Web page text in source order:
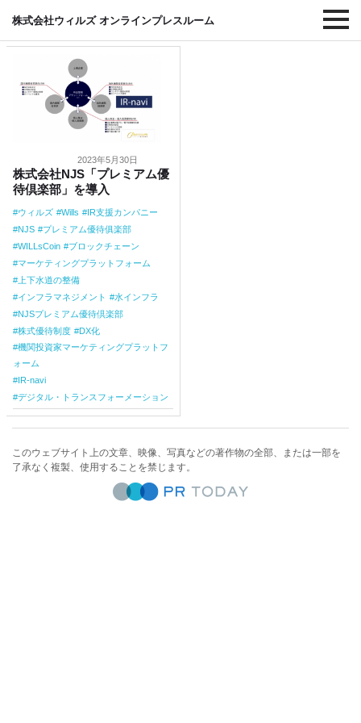
株式会社ウィルズ オンラインプレスルーム
#インフラマネジメント
2023年5月30日
株式会社NJS「プレミアム優
待倶楽部」を導入
ウィルズ Wills
IR支援カンパニー
NJS
プレミアム優待俱楽部
WILLsCoin
ブロックチェーン
マーケティングプラットフォーム
上下水道の整備
インフラマネジメント
水インフラ
NJSプレミアム優待倶楽部
株式優待制度
DX化
機関投資家マーケティングプラットフ
ォーム
IR-navi
デジタル・トランスフォーメーション
このウェブサイト上の文章、映像、写真などの著作物の全部、または一部を
了承なく複製、使用することを禁じます。